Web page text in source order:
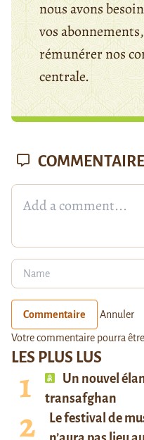
nous avons
vos
rémunérer nos
centrale.
LES PLUS LUS
Un nouvel
transafghan
Le festival de
Commentaire Annuler
Votre commentaire pourra